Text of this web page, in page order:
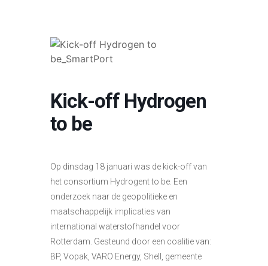
Kick-off Hydrogen
to be
Op dinsdag 18 januari was de kick-off van
het consortium Hydrogent to be. Een
onderzoek naar de geopolitieke en
maatschappelijk implicaties van
international waterstofhandel voor
Rotterdam. Gesteund door een coalitie van:
BP, Vopak, VARO Energy, Shell, gemeente